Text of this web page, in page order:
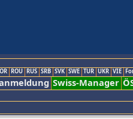
ROU RUS SRB SVK SWE TUR UKR VIE
Swiss-Manager